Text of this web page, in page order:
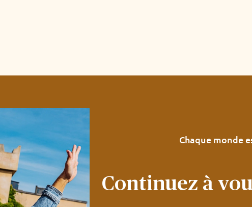
Chaque monde
Continuez à